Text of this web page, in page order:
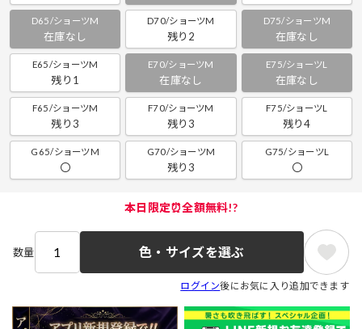
D65/ショーツM
在庫なし
D70/ショーツM
残り2
D75/ショーツM
在庫なし
E65/ショーツM
残り1
E70/ショーツM
在庫なし
E75/ショーツL
在庫なし
F65/ショーツM
残り3
F70/ショーツM
残り3
F75/ショーツL
残り4
G65/ショーツM
〇
G70/ショーツM
残り3
G75/ショーツL
〇
本日限定⏰全額無料!?
数量 色・サイズを選ぶ
ログイン後にお気に入り追加できます